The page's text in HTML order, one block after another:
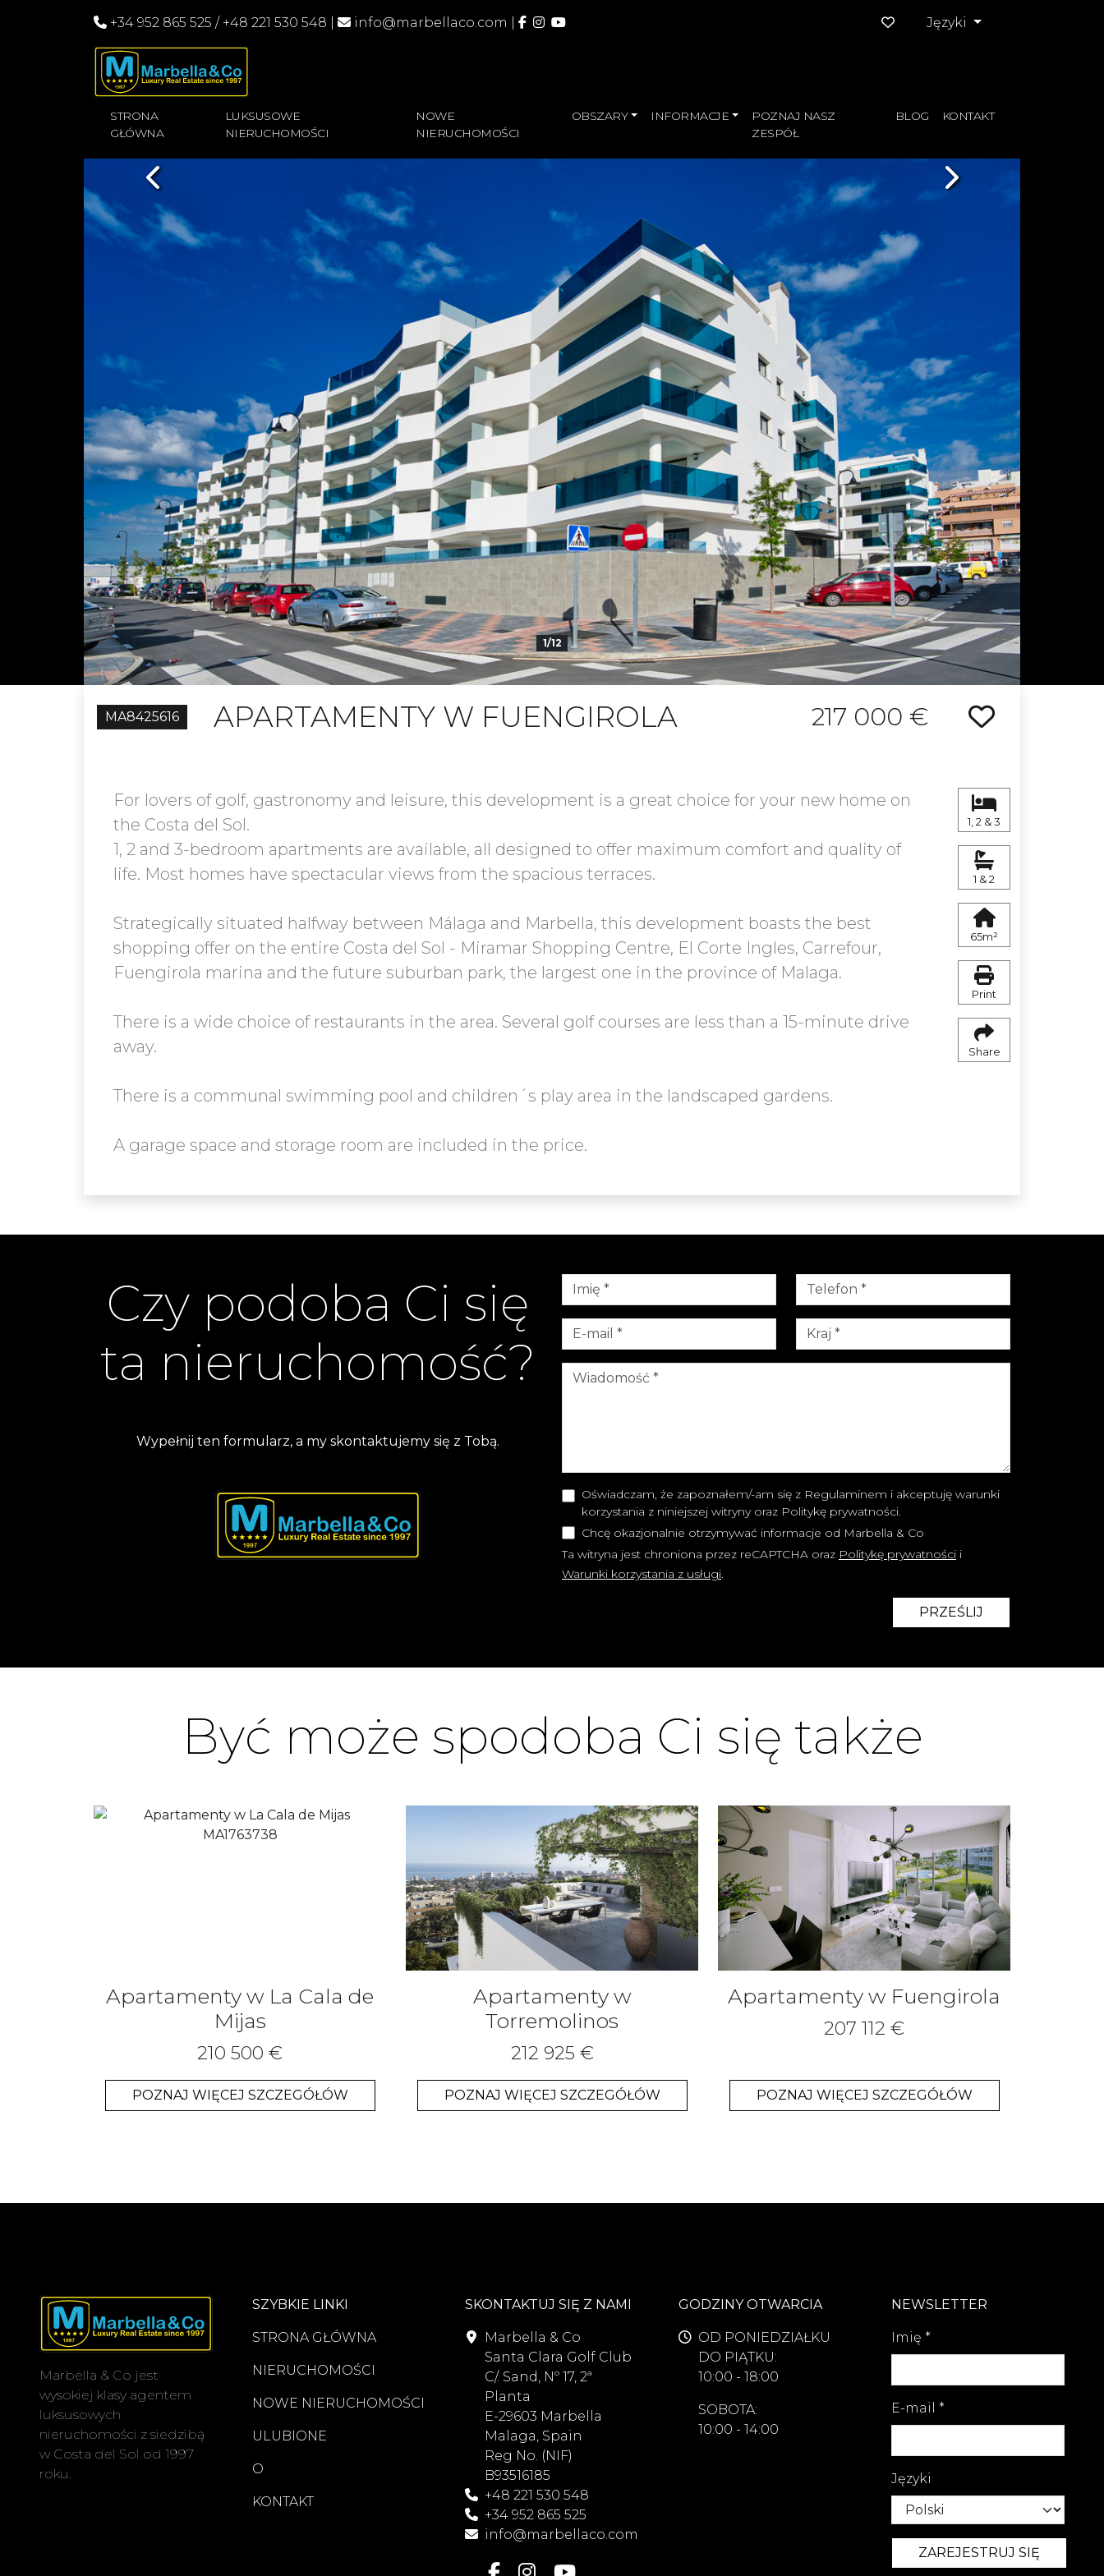
+34 952 865 525 / +48 221 530 548 info@marbellaco.com Języki
STRONA
GŁÓWNA
LUKSUSOWE
NIERUCHOMOŚCI
NOWE
NIERUCHOMOŚCI
OBSZARY INFORMACJE
POZNAJ NASZ
ZESPÓŁ
BLOG KONTAKT
1/12
Previous Next
MA8425616 APARTAMENTY W FUENGIROLA 217 000 €
For lovers of golf, gastronomy and leisure, this development is a great choice for your new home on
the Costa del Sol.
1, 2 and 3-bedroom apartments are available, all designed to offer maximum comfort and quality of
life. Most homes have spectacular views from the spacious terraces.
Strategically situated halfway between Málaga and Marbella, this development boasts the best
shopping offer on the entire Costa del Sol - Miramar Shopping Centre, El Corte Ingles, Carrefour,
Fuengirola marina and the future suburban park, the largest one in the province of Malaga.
There is a wide choice of restaurants in the area. Several golf courses are less than a 15-minute drive
away.
There is a communal swimming pool and children´s play area in the landscaped gardens.
A garage space and storage room are included in the price.
1, 2 & 3
1 & 2
65m²
Print
Share
Czy podoba Ci się
ta nieruchomość?
Wypełnij ten formularz, a my skontaktujemy się z Tobą.
Oświadczam, że zapoznałem/-am się z Regulaminem i akceptuję warunki
korzystania z niniejszej witryny oraz Politykę prywatności.
Chcę okazjonalnie otrzymywać informacje od Marbella & Co
Ta witryna jest chroniona przez reCAPTCHA oraz Politykę prywatności i
Warunki korzystania z usługi.
PRZEŚLIJ
Być może spodoba Ci się także
Apartamenty w La Cala de
Mijas
210 500 €
POZNAJ WIĘCEJ SZCZEGÓŁÓW
Apartamenty w
Torremolinos
212 925 €
POZNAJ WIĘCEJ SZCZEGÓŁÓW
Apartamenty w Fuengirola
207 112 €
POZNAJ WIĘCEJ SZCZEGÓŁÓW
Marbella & Co jest
wysokiej klasy agentem
luksusowych
nieruchomości z siedzibą
w Costa del Sol od 1997
roku.
SZYBKIE LINKI
STRONA GŁÓWNA
NIERUCHOMOŚCI
NOWE NIERUCHOMOŚCI
ULUBIONE
O
KONTAKT
SKONTAKTUJ SIĘ Z NAMI
Marbella & Co
Santa Clara Golf Club
C/. Sand, Nº 17, 2ª
Planta
E-29603 Marbella
Malaga, Spain
Reg No. (NIF)
B93516185
+48 221 530 548
+34 952 865 525
info@marbellaco.com
GODZINY OTWARCIA
OD PONIEDZIAŁKU
DO PIĄTKU:
10:00 - 18:00
SOBOTA:
10:00 - 14:00
NEWSLETTER
Imię *
E-mail *
Języki